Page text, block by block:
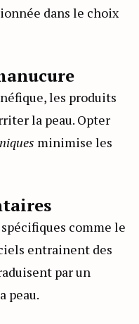
dans le choix
les produits
la peau. Opter
minimise les
comme le
entrainent des
par un
peau.